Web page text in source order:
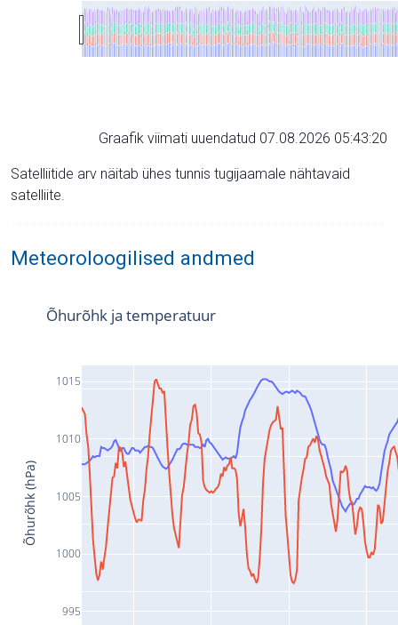
Graafik viimati uuendatud 07.08.2026 05:43:20
Satelliitide arv näitab ühes tunnis tugijaamale nähtavaid
satelliite.
Meteoroloogilised andmed
995
1000
1005
1010
1015
Õhurõhk ja temperatuur
Õhurõhk (hPa)